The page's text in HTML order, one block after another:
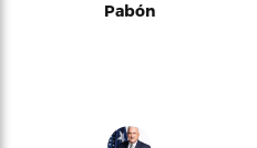
Pabón